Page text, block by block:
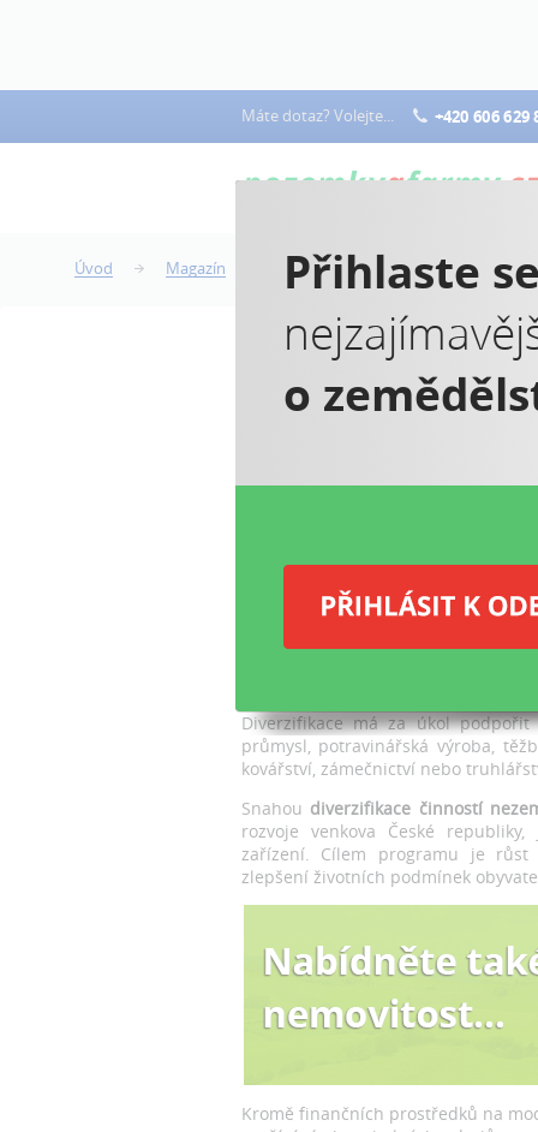
Máte dotaz? Volejte... +420 606 629
Úvod Magazín Diverzifikace dotací pro zemědělce
Diverzifikace má za úkol
průmysl, potravinářská výroba,
kovářství, zámečnictví nebo
Snahou diverzifikace činností
rozvoje venkova České
zařízení. Cílem programu je růst
zlepšení životních podmínek
Kromě finančních prostředků na
Přihlaste
o